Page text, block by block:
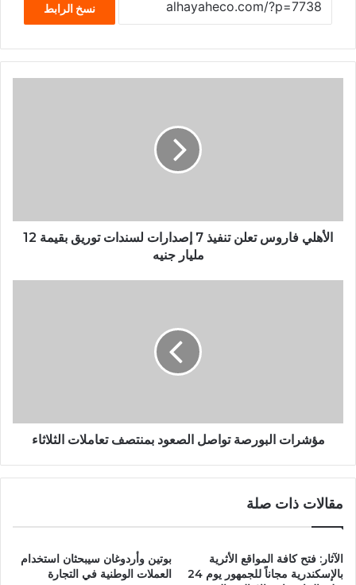
نسخ الرابط
الأهلي فاروس تعلن تنفيذ 7 إصدارات لسندات توريق بقيمة 12
مليار جنيه
مؤشرات البورصة تواصل الصعود بمنتصف تعاملات الثلاثاء
مقالات ذات صلة
الآثار: فتح كافة المواقع الأثرية
بالإسكندرية مجاناً للجمهور يوم 24
بوتين وأردوغان سيبحثان استخدام
العملات الوطنية في التجارة